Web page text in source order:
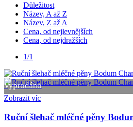
Důležitost
Název, A až Z
Název, Z až A
Cena, od nejlevnějších
Cena, od nejdražších
1/1
Vyprodáno
Zobrazit víc
Ruční šlehač mléčné pěny